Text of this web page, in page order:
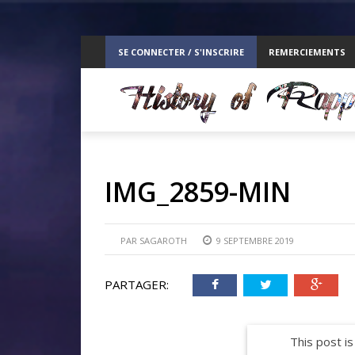
SE CONNECTER / S'INSCRIRE REMERCIEMENTS
IMG_2859-MIN
PAR SAGAROTH 9 SEPTEMBRE 2019
PARTAGER:
This post